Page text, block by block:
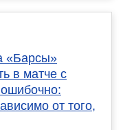
«Барсы»
в матче с
от того,